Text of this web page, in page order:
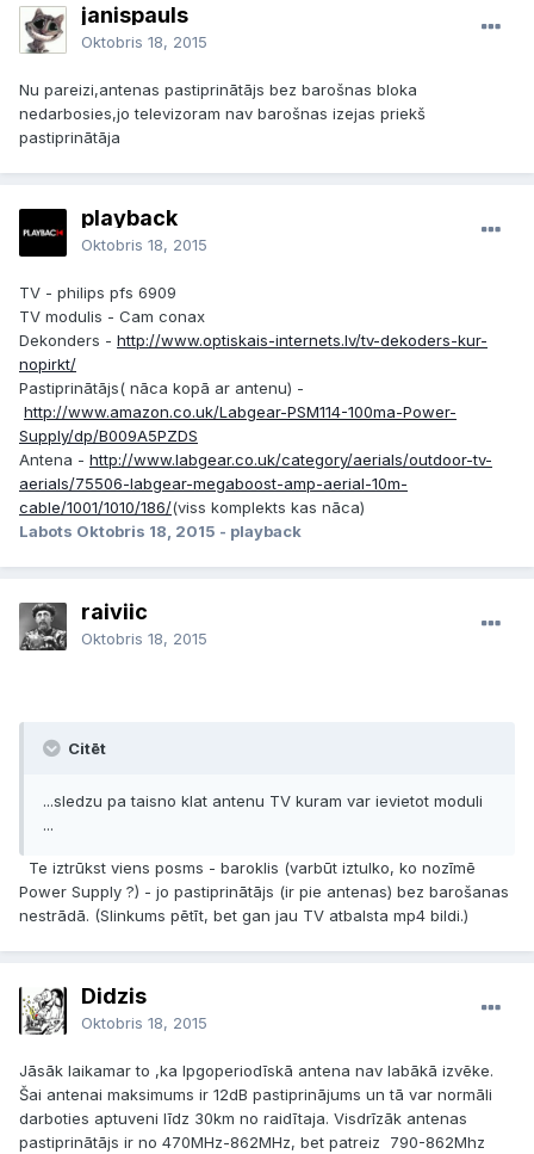
janispauls
Oktobris 18, 2015
Nu pareizi,antenas pastiprinātājs bez barošnas bloka
nedarbosies,jo televizoram nav barošnas izejas priekš
pastiprinātāja
playback
Oktobris 18, 2015
TV - philips pfs 6909
TV modulis - Cam conax
Dekonders - http://www.optiskais-internets.lv/tv-dekoders-kur-
nopirkt/
Pastiprinātājs( nāca kopā ar antenu) -
http://www.amazon.co.uk/Labgear-PSM114-100ma-Power-
Supply/dp/B009A5PZDS
Antena - http://www.labgear.co.uk/category/aerials/outdoor-tv-
aerials/75506-labgear-megaboost-amp-aerial-10m-
cable/1001/1010/186/(viss komplekts kas nāca)
Labots Oktobris 18, 2015 - playback
raiviic
Oktobris 18, 2015
Citēt
...sledzu pa taisno klat antenu TV kuram var ievietot moduli
...
Te iztrūkst viens posms - baroklis (varbūt iztulko, ko nozīmē
Power Supply ?) - jo pastiprinātājs (ir pie antenas) bez barošanas
nestrādā. (Slinkums pētīt, bet gan jau TV atbalsta mp4 bildi.)
Didzis
Oktobris 18, 2015
Jāsāk laikamar to ,ka lpgoperiodīskā antena nav labākā izvēke.
Šai antenai maksimums ir 12dB pastiprinājums un tā var normāli
darboties aptuveni līdz 30km no raidītaja. Visdrīzāk antenas
pastiprinātājs ir no 470MHz-862MHz, bet patreiz 790-862Mhz